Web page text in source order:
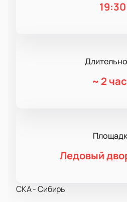
19:30
~ 2
Ледовый
СКА - Сибирь